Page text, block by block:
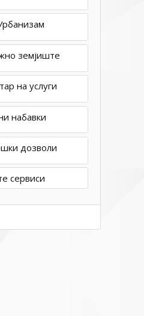
земјиште
на услуги
набавки
дозволи
сервиси